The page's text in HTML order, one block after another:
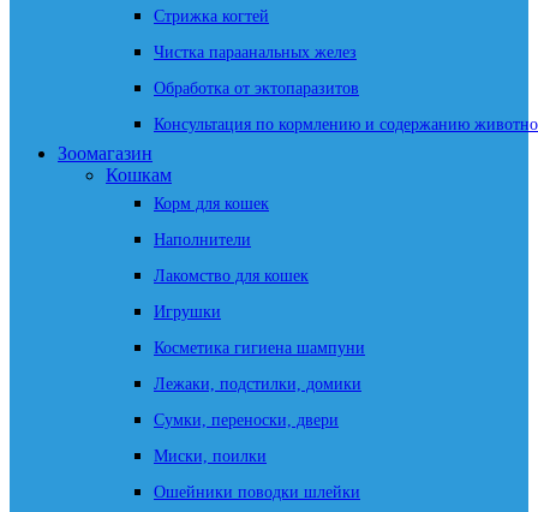
Стрижка когтей
Чистка параанальных желез
Обработка от эктопаразитов
Консультация по кормлению и содержанию
Зоомагазин
Кошкам
Корм для кошек
Наполнители
Лакомство для кошек
Игрушки
Косметика гигиена шампуни
Лежаки, подстилки, домики
Сумки, переноски, двери
Миски, поилки
Ошейники поводки шлейки